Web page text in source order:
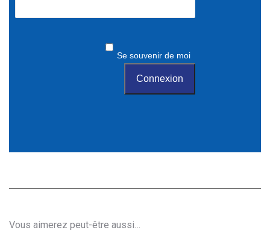
Se souvenir de moi
Vous aimerez peut-être aussi…